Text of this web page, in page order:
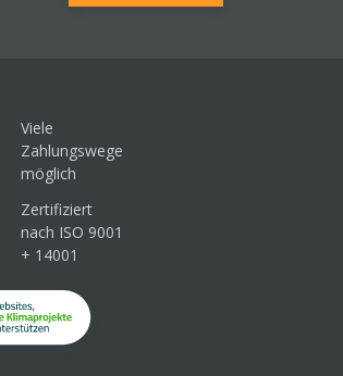
Viele
Zahlungswege
möglich
Zertifiziert
nach ISO 9001
+ 14001